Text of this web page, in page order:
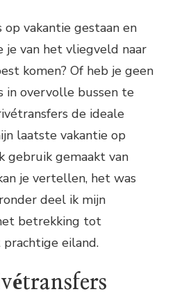
vakantie gestaan en
je van het vliegveld naar
komen? Of heb je geen
in overvolle bussen te
de ideale
laatste vakantie op
gebruik gemaakt van
je vertellen, het was
deel ik mijn
betrekking tot
eiland.